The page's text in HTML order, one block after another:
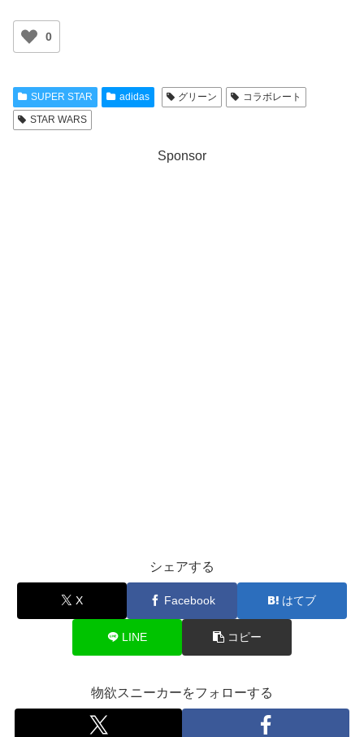
0
SUPER STAR adidas グリーン
コラボレート
STAR WARS
Sponsor
シェアする
X Facebook はてブ
LINE コピー
物欲スニーカーをフォローする